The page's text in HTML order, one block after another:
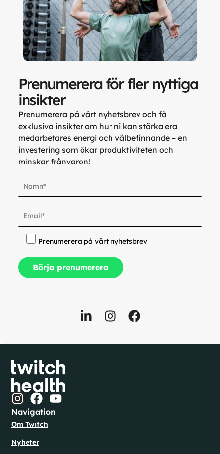
Prenumerera för fler nyttiga
insikter
Prenumerera på vårt nyhetsbrev och få
exklusiva insikter om hur ni kan stärka era
medarbetares energi och välbefinnande – en
investering som ökar produktiviteten och
minskar frånvaron!
Prenumerera på vårt nyhetsbrev
Navigation
Om Twitch
Nyheter